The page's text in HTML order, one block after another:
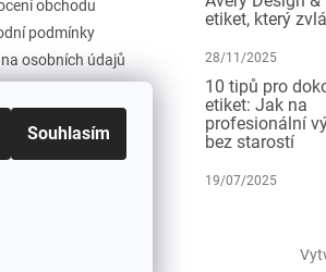
Souhlasím
obchodu
podmínky
osobních údajů
etiket, který
28/11/2025
10 tipů pro
etiket: Jak na
profesionální
bez starostí
19/07/2025